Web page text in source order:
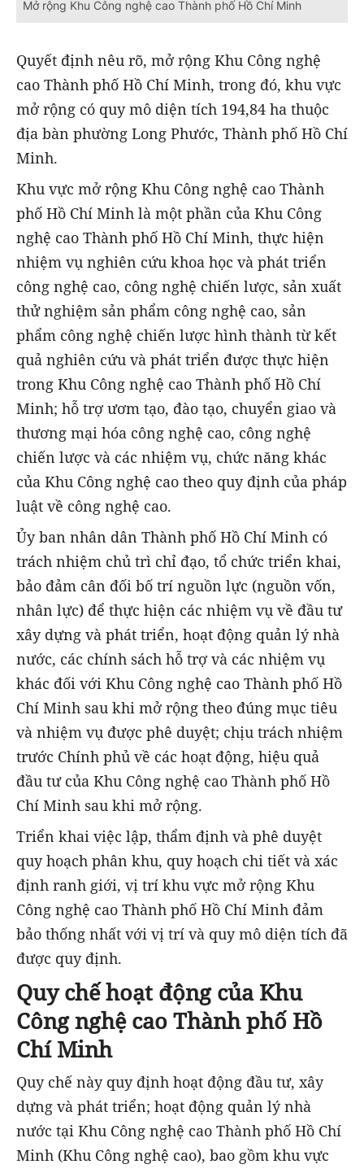
Mở rộng Khu Công nghệ cao Thành phố Hồ Chí Minh
Quyết định nêu rõ, mở rộng Khu Công nghệ
cao Thành phố Hồ Chí Minh, trong đó, khu vực
mở rộng có quy mô diện tích 194,84 ha thuộc
địa bàn phường Long Phước, Thành phố Hồ Chí
Minh.
Khu vực mở rộng Khu Công nghệ cao Thành
phố Hồ Chí Minh là một phần của Khu Công
nghệ cao Thành phố Hồ Chí Minh, thực hiện
nhiệm vụ nghiên cứu khoa học và phát triển
công nghệ cao, công nghệ chiến lược, sản xuất
thử nghiệm sản phẩm công nghệ cao, sản
phẩm công nghệ chiến lược hình thành từ kết
quả nghiên cứu và phát triển được thực hiện
trong Khu Công nghệ cao Thành phố Hồ Chí
Minh; hỗ trợ ươm tạo, đào tạo, chuyển giao và
thương mại hóa công nghệ cao, công nghệ
chiến lược và các nhiệm vụ, chức năng khác
của Khu Công nghệ cao theo quy định của pháp
luật về công nghệ cao.
Ủy ban nhân dân Thành phố Hồ Chí Minh có
trách nhiệm chủ trì chỉ đạo, tổ chức triển khai,
bảo đảm cân đối bố trí nguồn lực (nguồn vốn,
nhân lực) để thực hiện các nhiệm vụ về đầu tư
xây dựng và phát triển, hoạt động quản lý nhà
nước, các chính sách hỗ trợ và các nhiệm vụ
khác đối với Khu Công nghệ cao Thành phố Hồ
Chí Minh sau khi mở rộng theo đúng mục tiêu
và nhiệm vụ được phê duyệt; chịu trách nhiệm
trước Chính phủ về các hoạt động, hiệu quả
đầu tư của Khu Công nghệ cao Thành phố Hồ
Chí Minh sau khi mở rộng.
Triển khai việc lập, thẩm định và phê duyệt
quy hoạch phân khu, quy hoạch chi tiết và xác
định ranh giới, vị trí khu vực mở rộng Khu
Công nghệ cao Thành phố Hồ Chí Minh đảm
bảo thống nhất với vị trí và quy mô diện tích đã
được quy định.
Quy chế hoạt động của Khu
Công nghệ cao Thành phố Hồ
Chí Minh
Quy chế này quy định hoạt động đầu tư, xây
dựng và phát triển; hoạt động quản lý nhà
nước tại Khu Công nghệ cao Thành phố Hồ Chí
Minh (Khu Công nghệ cao), bao gồm khu vực